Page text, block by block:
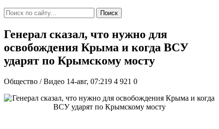
Поиск
Генерал сказал, что нужно для
освобождения Крыма и когда ВСУ
ударят по Крымскому мосту
Общество / Видео 14-авг, 07:219 4 921 0